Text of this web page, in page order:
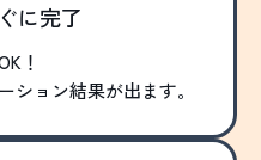
に完了
！
ション結果が出ます。